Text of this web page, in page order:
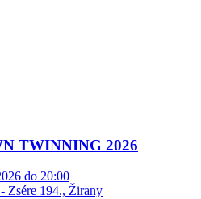
TWINNING 2026
do 20:00
Zsére 194., Žirany